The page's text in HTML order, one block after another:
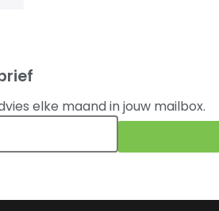
elke maand in jouw mailbox.